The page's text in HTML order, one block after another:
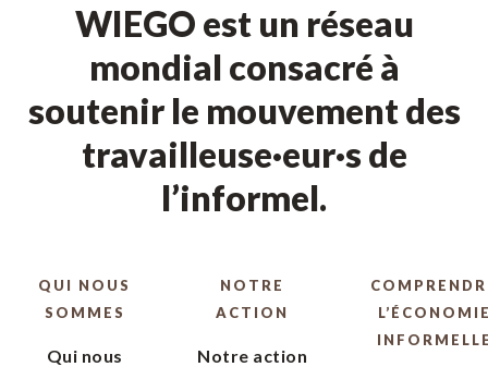
WIEGO est un réseau
mondial consacré à
soutenir le mouvement des
travailleuse·eur·s de
l’informel.
QUI NOUS
SOMMES
Qui nous
NOTRE
ACTION
Notre action